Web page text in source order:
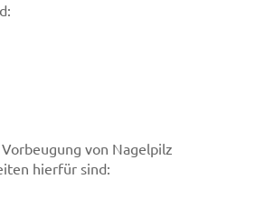
von Nagelpilz
hierfür sind: